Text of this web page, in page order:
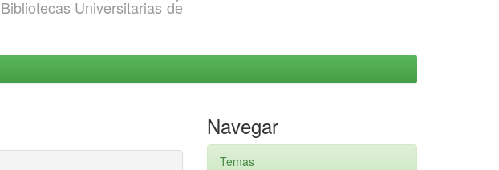
Universitarias de
Navegar
Temas